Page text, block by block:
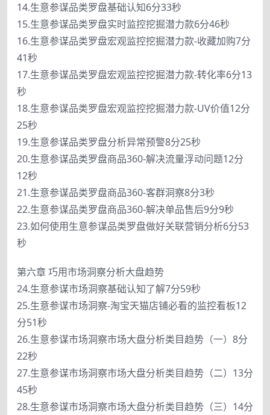
14.生意参谋品类罗盘基础认知6分33秒
15.生意参谋品类罗盘实时监控挖掘潜力款6分46秒
16.生意参谋品类罗盘宏观监控挖掘潜力款-收藏加购7分
41秒
17.生意参谋品类罗盘宏观监控挖掘潜力款-转化率6分13
秒
18.生意参谋品类罗盘宏观监控挖掘潜力款-UV价值12分
25秒
19.生意参谋品类罗盘分析异常预警8分25秒
20.生意参谋品类罗盘商品360-解决流量浮动问题12分
12秒
21.生意参谋品类罗盘商品360-客群洞察8分3秒
22.生意参谋品类罗盘商品360-解决单品售后9分9秒
23.如何使用生意参谋品类罗盘做好关联营销分析6分53
秒
第六章 巧用市场洞察分析大盘趋势
24.生意参谋市场洞察基础认知了解7分59秒
25.生意参谋市场洞察-淘宝天猫店铺必看的监控看板12
分51秒
26.生意参谋市场洞察市场大盘分析类目趋势（一）8分
22秒
27.生意参谋市场洞察市场大盘分析类目趋势（二）13分
45秒
28.生意参谋市场洞察市场大盘分析类目趋势（三）14分